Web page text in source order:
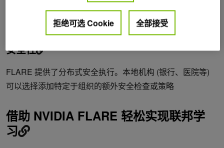
FLARE 通过将计算引入数据，而不是移动数据，成为实现
AI 计划的关键，从而避免了违反这些法规的风险。
安全性
FLARE 提供了分布式安全执行。本地机构 (银行、医院等)
可以选择添加特定于组织的额外安全检查或策略
借助 NVIDIA FLARE 轻松实现联邦学
习
拒绝可选 Cookie 全部接受